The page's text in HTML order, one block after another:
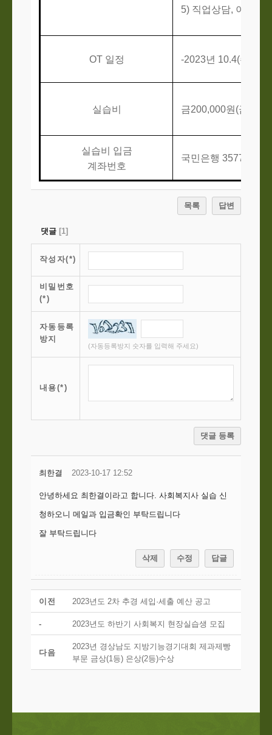
5) 직업상담, 이용자
OT 일정 -2023년 10.4(수
실습비 금200,000원 (금이십
실습비 입금
계좌번호
국민은행 357701-
목록 답변
댓글[1]
작성자(*)
비밀번호
(*)
자동등록
방지
(자동등록방지 숫자를 입력해 주세요)
내용(*)
댓글 등록
최한결 2023-10-17 12:52
안녕하세요 최한결이라고 합니다. 사회복지사 실습 신
청하오니 메일과 입금확인 부탁드립니다
잘 부탁드립니다
삭제 수정 답글
이전 2023년도 2차 추경 세입·세출 예산 공고
- 2023년도 하반기 사회복지 현장실습생 모집
다음
2023년 경상남도 지방기능경기대회 제과제빵
부문 금상(1등) 은상(2등)수상